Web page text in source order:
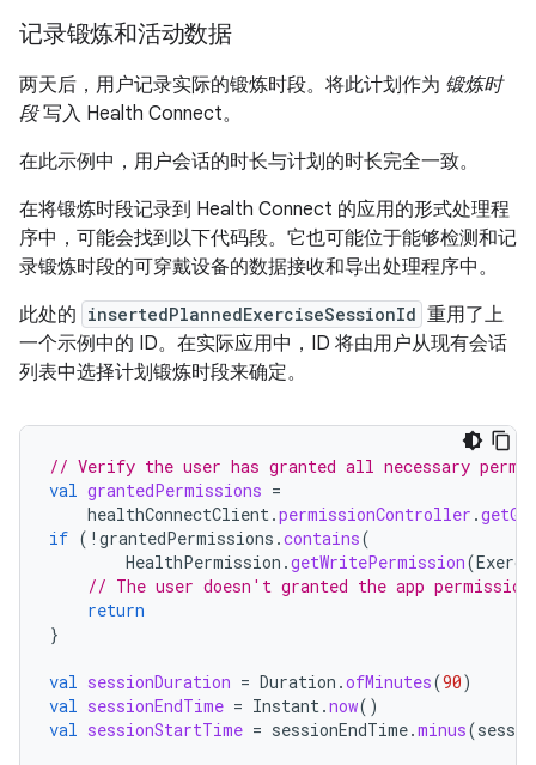
记录锻炼和活动数据
两天后，用户记录实际的锻炼时段。将此计划作为 锻炼时
段写入 Health Connect。
在此示例中，用户会话的时长与计划的时长完全一致。
在将锻炼时段记录到 Health Connect 的应用的形式处理程
序中，可能会找到以下代码段。它也可能位于能够检测和记
录锻炼时段的可穿戴设备的数据接收和导出处理程序中。
此处的 insertedPlannedExerciseSessionId 重用了上
一个示例中的 ID。在实际应用中，ID 将由用户从现有会话
列表中选择计划锻炼时段来确定。
// Verify the user has granted all necessary
val grantedPermissions =
healthConnectClient.permissionController .
if ( ! grantedPermissions .contains(
HealthPermission .getWritePermission(
// The user doesn't granted the app
return
}
val sessionDuration = Duration .ofMinutes(90)
val sessionEndTime = Instant.now()
val sessionStartTime = sessionEndTime.minus(